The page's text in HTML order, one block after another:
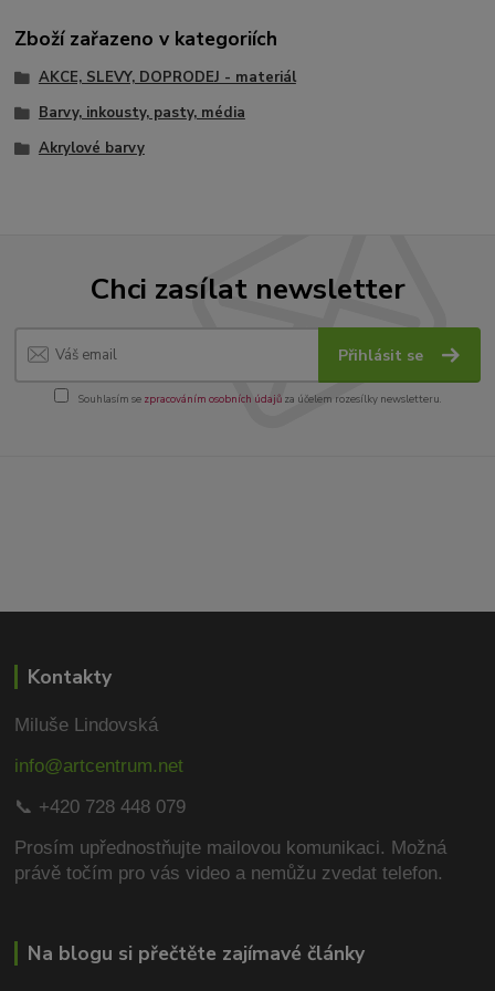
Zboží zařazeno v kategoriích
AKCE, SLEVY, DOPRODEJ - materiál
Barvy, inkousty, pasty, média
Akrylové barvy
Chci zasílat newsletter
Přihlásit se
Souhlasím se zpracováním osobních údajůza účelem rozesílky newsletteru.
Kontakty
Miluše Lindovská
info@artcentrum.net
📞 +420 728 448 079
Prosím upřednostňujte mailovou komunikaci. Možná
právě točím pro vás video a nemůžu zvedat telefon.
Na blogu si přečtěte zajímavé články